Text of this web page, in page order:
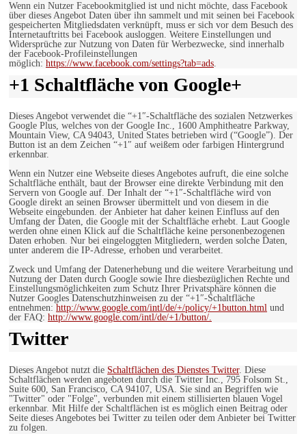
Wenn ein Nutzer Facebookmitglied ist und nicht möchte, dass Facebook
über dieses Angebot Daten über ihn sammelt und mit seinen bei Facebook
gespeicherten Mitgliedsdaten verknüpft, muss er sich vor dem Besuch des
Internetauftritts bei Facebook ausloggen. Weitere Einstellungen und
Widersprüche zur Nutzung von Daten für Werbezwecke, sind innerhalb
der Facebook-Profileinstellungen
möglich: https://www.facebook.com/settings?tab=ads.
+1 Schaltfläche von Google+
Dieses Angebot verwendet die “+1″-Schaltfläche des sozialen Netzwerkes
Google Plus, welches von der Google Inc., 1600 Amphitheatre Parkway,
Mountain View, CA 94043, United States betrieben wird (“Google”). Der
Button ist an dem Zeichen “+1″ auf weißem oder farbigen Hintergrund
erkennbar.
Wenn ein Nutzer eine Webseite dieses Angebotes aufruft, die eine solche
Schaltfläche enthält, baut der Browser eine direkte Verbindung mit den
Servern von Google auf. Der Inhalt der “+1″-Schaltfläche wird von
Google direkt an seinen Browser übermittelt und von diesem in die
Webseite eingebunden. der Anbieter hat daher keinen Einfluss auf den
Umfang der Daten, die Google mit der Schaltfläche erhebt. Laut Google
werden ohne einen Klick auf die Schaltfläche keine personenbezogenen
Daten erhoben. Nur bei eingeloggten Mitgliedern, werden solche Daten,
unter anderem die IP-Adresse, erhoben und verarbeitet.
Zweck und Umfang der Datenerhebung und die weitere Verarbeitung und
Nutzung der Daten durch Google sowie Ihre diesbezüglichen Rechte und
Einstellungsmöglichkeiten zum Schutz Ihrer Privatsphäre können die
Nutzer Googles Datenschutzhinweisen zu der “+1″-Schaltfläche
entnehmen: http://www.google.com/intl/de/+/policy/+1button.html und
der FAQ: http://www.google.com/intl/de/+1/button/.
Twitter
Dieses Angebot nutzt die Schaltflächen des Dienstes Twitter. Diese
Schaltflächen werden angeboten durch die Twitter Inc., 795 Folsom St.,
Suite 600, San Francisco, CA 94107, USA. Sie sind an Begriffen wie
"Twitter" oder "Folge", verbunden mit einem stillisierten blauen Vogel
erkennbar. Mit Hilfe der Schaltflächen ist es möglich einen Beitrag oder
Seite dieses Angebotes bei Twitter zu teilen oder dem Anbieter bei Twitter
zu folgen.